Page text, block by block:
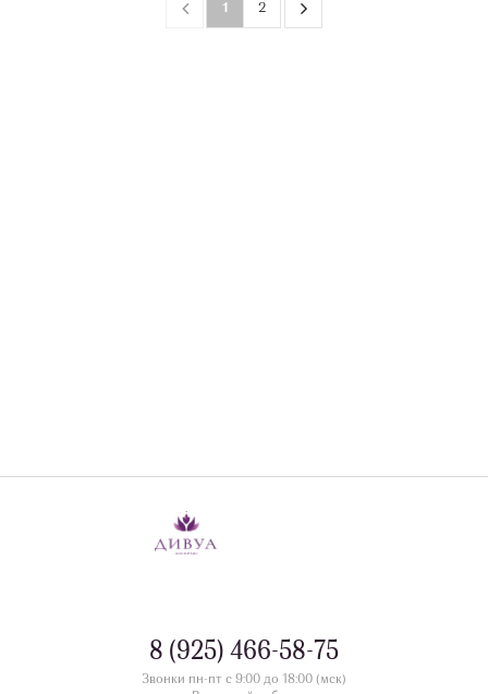
1 2
8 (925) 466-58-75
Звонки пн-пт с 9:00 до 18:00 (мск)